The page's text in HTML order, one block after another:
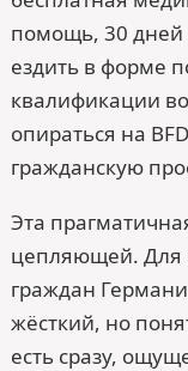
помощь, 30 дней
ездить в форме
квалификации
опираться на
гражданскую
Эта
цепляющей. Для
граждан
жёсткий, но
есть сразу,